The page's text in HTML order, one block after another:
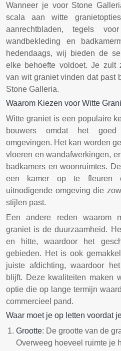
Wanneer je voor Stone
scala aan witte
aanrechtbladen, tegels
wandbekleding en
hedendaags, wij bieden de
elke behoefte voldoet. Je zult
van wit graniet vinden dat past
Stone Galleria.
Waarom Kiezen voor Witte
Witte graniet is een populaire
bouwers omdat het
omgevingen. Het kan worden
vloeren en wandafwerkingen,
badkamers en woonruimtes.
een kamer op te fleuren
uitnodigende omgeving die
stijlen past.
Een andere reden waarom
graniet is de duurzaamheid.
en hitte, waardoor het
gebieden. Het is ook
juiste afdichting, waardoor
blijft. Deze kwaliteiten maken
optie die op lange termijn
commercieel pand.
Waar moet je op letten voordat
Grootte: De grootte van de
Overweeg hoeveel ruimte je